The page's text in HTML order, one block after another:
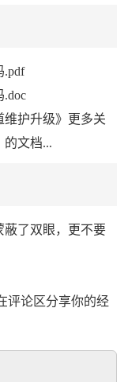
.pdf
维护升级》更多关
的文档...
蔽了双眼，更不要
评论区分享你的经